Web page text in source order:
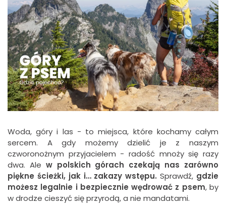
Woda, góry i las - to miejsca, które kochamy całym
sercem. A gdy możemy dzielić je z naszym
czworonożnym przyjacielem - radość mnoży się razy
dwa. Ale w polskich górach czekają nas zarówno
piękne ścieżki, jak i… zakazy wstępu. Sprawdź, gdzie
możesz legalnie i bezpiecznie wędrować z psem, by
w drodze cieszyć się przyrodą, a nie mandatami.